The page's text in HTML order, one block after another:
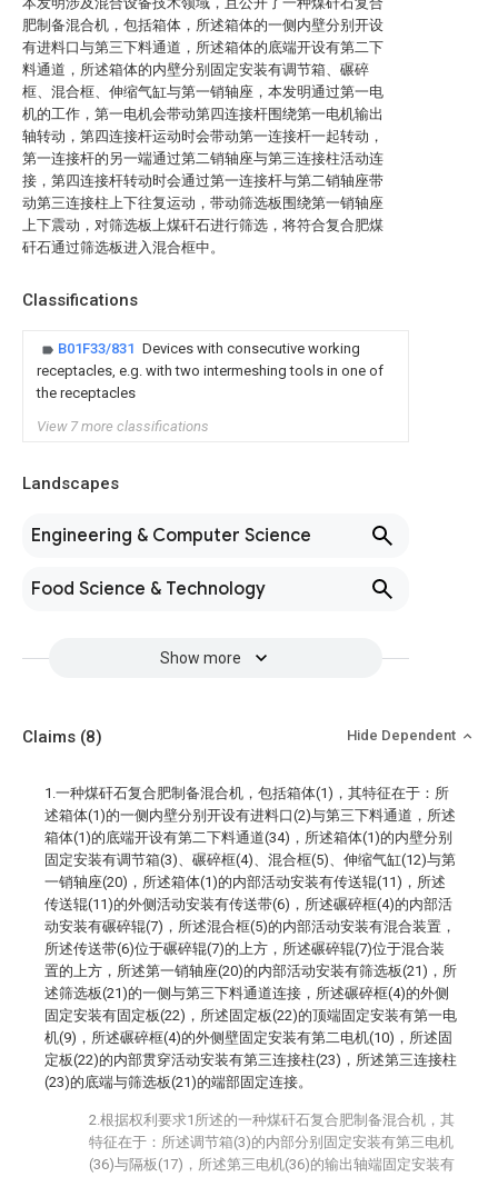
肥制备混合机，包括箱体，所述箱体的一侧内壁分别开设
有进料口与第三下料通道，所述箱体的底端开设有第二下
料通道，所述箱体的内壁分别固定安装有调节箱、碾碎
框、混合框、伸缩气缸与第一销轴座，本发明通过第一电
机的工作，第一电机会带动第四连接杆围绕第一电机输出
轴转动，第四连接杆运动时会带动第一连接杆一起转动，
第一连接杆的另一端通过第二销轴座与第三连接柱活动连
接，第四连接杆转动时会通过第一连接杆与第二销轴座带
动第三连接柱上下往复运动，带动筛选板围绕第一销轴座
上下震动，对筛选板上煤矸石进行筛选，将符合复合肥煤
矸石通过筛选板进入混合框中。
Classifications
B01F33/831 Devices with consecutive working
receptacles, e.g. with two intermeshing tools in one of
the receptacles
View 7 more classifications
Landscapes
Engineering & Computer Science
Food Science & Technology
Show more
Claims (8) Hide Dependent
1.一种煤矸石复合肥制备混合机，包括箱体(1)，其特征在于：所
述箱体(1)的一侧内壁分别开设有进料口(2)与第三下料通道，所述
箱体(1)的底端开设有第二下料通道(34)，所述箱体(1)的内壁分别
固定安装有调节箱(3)、碾碎框(4)、混合框(5)、伸缩气缸(12)与第
一销轴座(20)，所述箱体(1)的内部活动安装有传送辊(11)，所述
传送辊(11)的外侧活动安装有传送带(6)，所述碾碎框(4)的内部活
动安装有碾碎辊(7)，所述混合框(5)的内部活动安装有混合装置，
所述传送带(6)位于碾碎辊(7)的上方，所述碾碎辊(7)位于混合装
置的上方，所述第一销轴座(20)的内部活动安装有筛选板(21)，所
述筛选板(21)的一侧与第三下料通道连接，所述碾碎框(4)的外侧
固定安装有固定板(22)，所述固定板(22)的顶端固定安装有第一电
机(9)，所述碾碎框(4)的外侧壁固定安装有第二电机(10)，所述固
定板(22)的内部贯穿活动安装有第三连接柱(23)，所述第三连接柱
(23)的底端与筛选板(21)的端部固定连接。
2.根据权利要求1所述的一种煤矸石复合肥制备混合机，其
特征在于：所述调节箱(3)的内部分别固定安装有第三电机
(36)与隔板(17)，所述第三电机(36)的输出轴端固定安装有